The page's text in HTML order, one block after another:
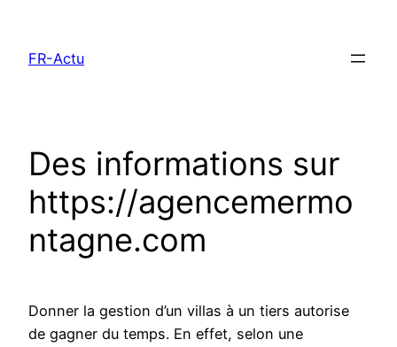
contenu
FR-Actu
Des informations sur
https://agencemermo
ntagne.com
Donner la gestion d’un villas à un tiers autorise
de gagner du temps. En effet, selon une